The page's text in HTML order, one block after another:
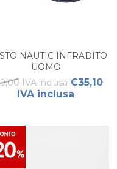
NAUTIC INFRADITO
UOMO
IVA inclusa €35,10
IVA inclusa